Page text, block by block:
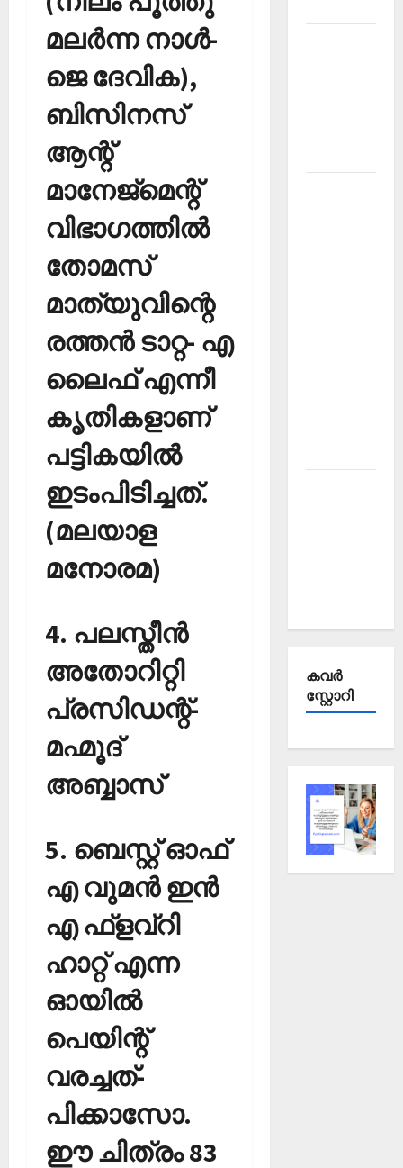
മലര്‍ന്ന നാള്‍-
ജെ ദേവിക),
ബിസിനസ്
ആന്റ്
മാനേജ്‌മെന്റ്
വിഭാഗത്തില്‍
തോമസ്
മാത്യുവിന്റെ
രത്തന്‍ ടാറ്റ- എ
ലൈഫ് എന്നീ
കൃതികളാണ്
പട്ടികയില്‍
ഇടംപിടിച്ചത്.
(മലയാള
മനോരമ)
4. പലസ്തീന്‍
അതോറിറ്റി
പ്രസിഡന്റ്-
മഹ്മൂദ്
അബ്ബാസ്‌
5. ബെസ്റ്റ് ഓഫ്
എ വുമന്‍ ഇന്‍
എ ഫ്‌ളവ്‌റി
ഹാറ്റ് എന്ന
ഓയില്‍
പെയിന്റ്
വരച്ചത്-
പിക്കാസോ.
ഈ ചിത്രം 83
കവര്‍
സ്റ്റോറി